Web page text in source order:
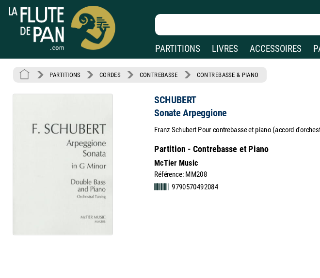
PARTITIONS LIVRES ACCESSOIRES
PARTITIONS CORDES CONTREBASSE CONTREBASSE & PIANO
SCHUBERT
Sonate Arpeggione
Franz Schubert Pour contrebasse et piano (accord
Partition - Contrebasse et Piano
McTier Music
Référence: MM208
9790570492084